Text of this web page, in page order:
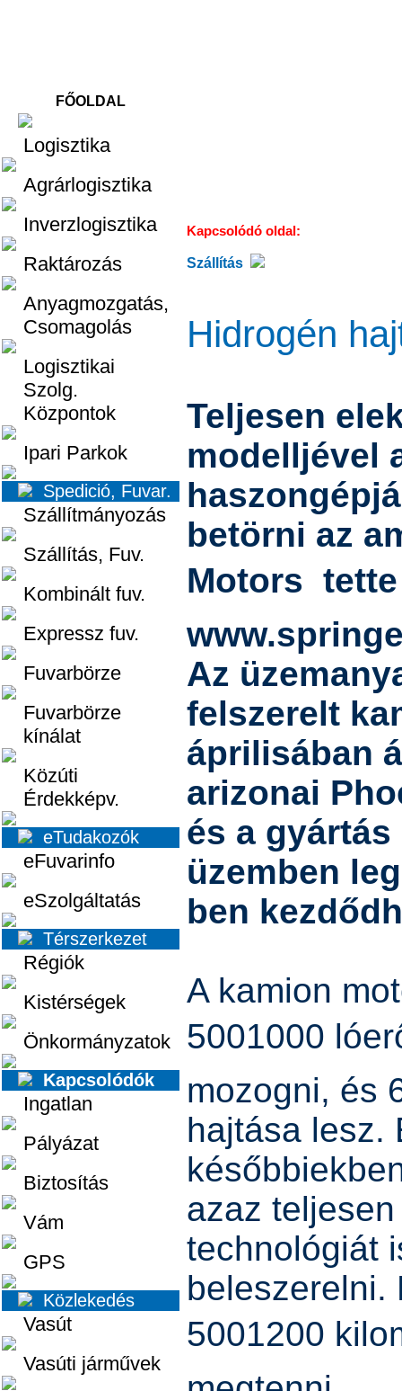
FŐOLDAL
Logisztika
Agrárlogisztika
Inverzlogisztika
Raktározás
Anyagmozgatás,
Csomagolás
Logisztikai
Szolg.
Központok
Ipari Parkok
Spedició, Fuvar.
Szállítmányozás
Szállítás, Fuv.
Kombinált fuv.
Expressz fuv.
Fuvarbörze
Fuvarbörze
kínálat
Közúti
Érdekképv.
eTudakozók
eFuvarinfo
eSzolgáltatás
Térszerkezet
Régiók
Kistérségek
Önkormányzatok
Kapcsolódók
Ingatlan
Pályázat
Biztosítás
Vám
GPS
Közlekedés
Vasút
Vasúti járművek
Kapcsolódó oldal:
Szállítás
Hidrogén
Teljesen
modelljével
betörni az
Motors 
Az
felszerelt
áprilisában
arizonai
és a
üzemben
ben
A kamion
5001000
mozogni, és
hajtása lesz.
azaz
technológiát
beleszerelni.
5001200